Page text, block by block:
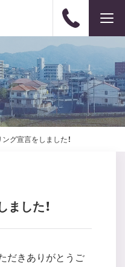
グ宣言をしました！
ました！
だきありがとうご